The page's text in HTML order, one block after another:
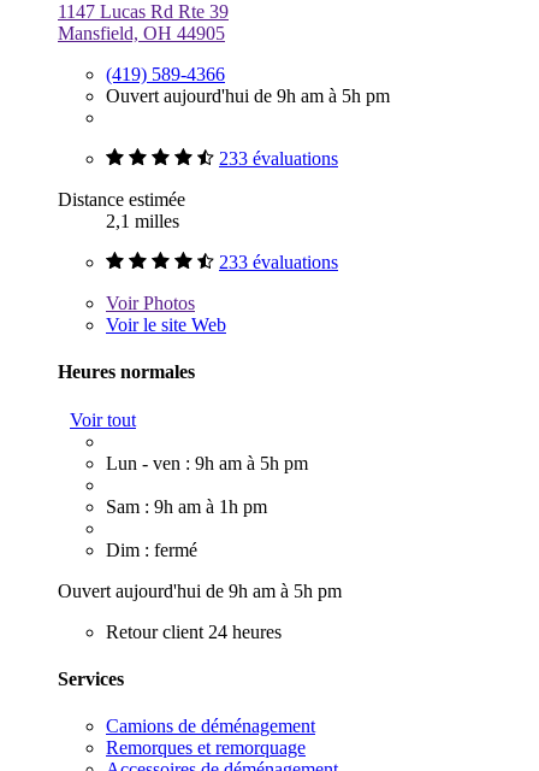
1147 Lucas Rd Rte 39
Mansfield, OH 44905
(419) 589-4366
Ouvert aujourd'hui de 9h am à 5h pm
233 évaluations
Distance estimée
2,1 milles
233 évaluations
VoirPhotos
Voir le site Web
Heures normales
Voir tout
Lun - ven : 9h am à 5h pm
Sam : 9h am à 1h pm
Dim : fermé
Ouvert aujourd'hui de 9h am à 5h pm
Retour client 24 heures
Services
Camions de déménagement
Remorques et remorquage